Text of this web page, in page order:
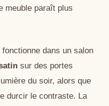
meuble paraît plus
dans un salon
sur des portes
du soir, alors que
durcir le contraste. La